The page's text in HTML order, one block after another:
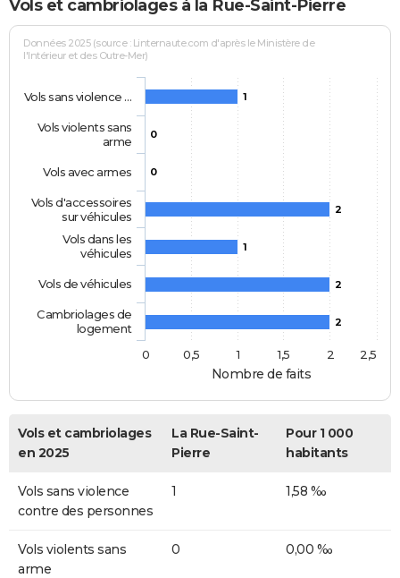
Vols et cambriolages à la Rue-Saint-Pierre
Nombre de faits
Données 2025 (source : Linternaute.com d'après le Ministère de
l'Intérieur et des Outre-Mer)
1
0
0
2
1
2
2
Vols sans violence …
Vols violents sans
arme
Vols avec armes
Vols d'accessoires
sur véhicules
Vols dans les
véhicules
Vols de véhicules
Cambriolages de
logement
0
0,5 1 1,5 2 2,5
Vols et cambriolages
en 2025
La Rue-Saint-
Pierre
Pour 1 000
habitants
Vols sans violence
contre des personnes
1 1,58 ‰
Vols violents sans
arme
0 0,00 ‰